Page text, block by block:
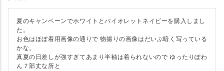
夏のキャンペーンでホワイトとバイオレットネイビーを購入しまし
た。
お色はほぼ着用画像の通りで 物撮りの画像はだいぶ暗く写っている
かな。
真夏の日差しが強すぎてあまり半袖は着られないので ゆったりぽわ
ん７部丈な所と